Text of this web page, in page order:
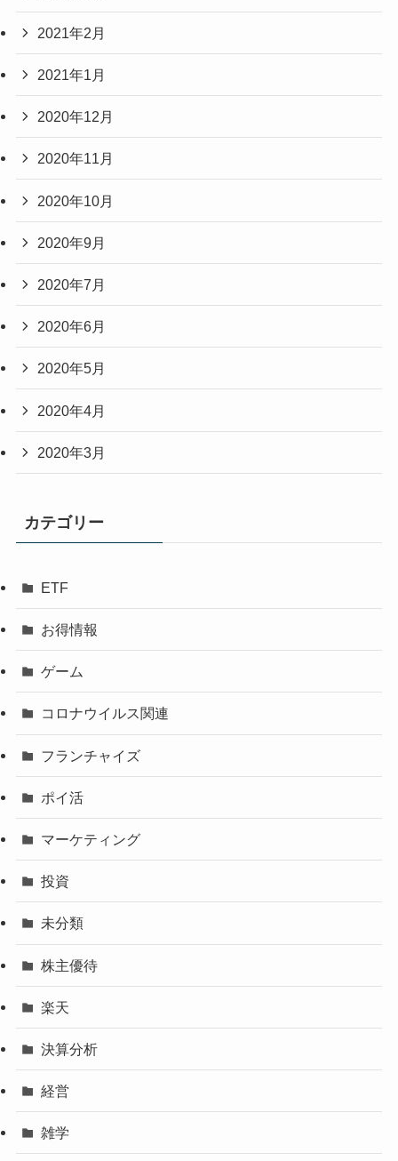
2021年2月
2021年1月
2020年12月
2020年11月
2020年10月
2020年9月
2020年7月
2020年6月
2020年5月
2020年4月
2020年3月
カテゴリー
ETF
お得情報
ゲーム
コロナウイルス関連
フランチャイズ
ポイ活
マーケティング
投資
未分類
株主優待
楽天
決算分析
経営
雑学